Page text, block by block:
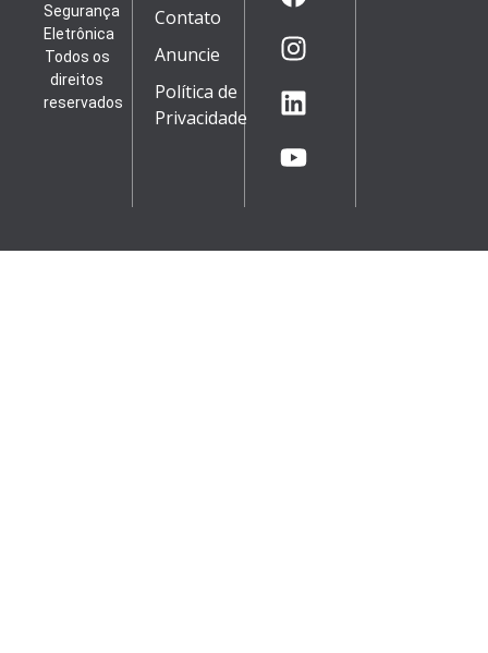
Segurança
Eletrônica
Todos os
direitos
reservados
Contato
Anuncie
Política de
Privacidade